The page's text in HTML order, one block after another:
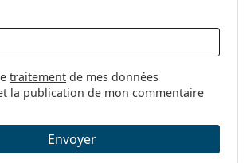
traitement de mes données
la publication de mon commentaire
Envoyer